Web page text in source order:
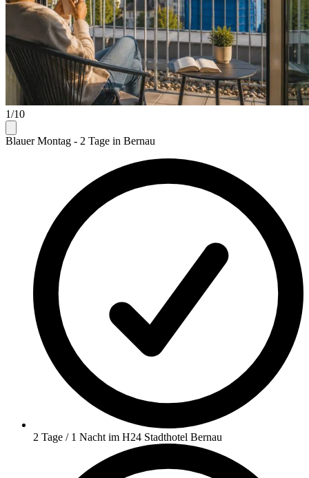
1/10
Blauer Montag - 2 Tage in Bernau
2 Tage / 1 Nacht im H24 Stadthotel Bernau